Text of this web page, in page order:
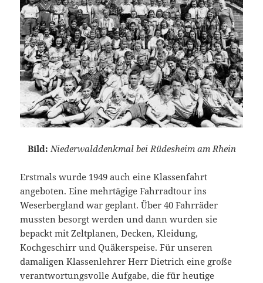
Bild: Niederwalddenkmal bei Rüdesheim am Rhein
Erstmals wurde 1949 auch eine Klassenfahrt
angeboten. Eine mehrtägige Fahrradtour ins
Weserbergland war geplant. Über 40 Fahrräder
mussten besorgt werden und dann wurden sie
bepackt mit Zeltplanen, Decken, Kleidung,
Kochgeschirr und Quäkerspeise. Für unseren
damaligen Klassenlehrer Herr Dietrich eine große
verantwortungsvolle Aufgabe, die für heutige